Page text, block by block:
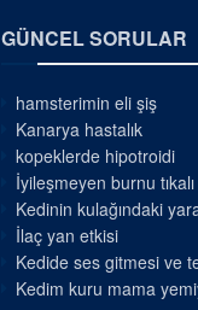
GÜNCEL SORULAR
hamsterimin eli şiş
Kanarya hastalık
kopeklerde hipotroidi
İyileşmeyen burnu
Kedinin kulağındaki
İlaç yan etkisi
Kedide ses gitmesi ve
Kedim kuru mama